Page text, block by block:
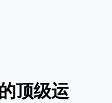
顶级运